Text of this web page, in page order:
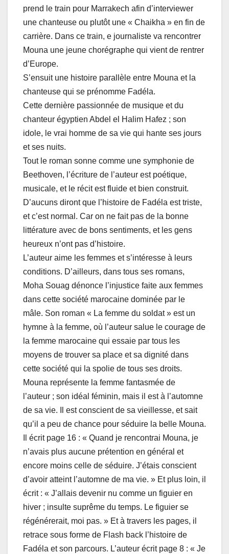
prend le train pour Marrakech afin d’interviewer
une chanteuse ou plutôt une « Chaikha » en fin de
carrière. Dans ce train, e journaliste va rencontrer
Mouna une jeune chorégraphe qui vient de rentrer
d’Europe.
S’ensuit une histoire parallèle entre Mouna et la
chanteuse qui se prénomme Fadéla.
Cette dernière passionnée de musique et du
chanteur égyptien Abdel el Halim Hafez ; son
idole, le vrai homme de sa vie qui hante ses jours
et ses nuits.
Tout le roman sonne comme une symphonie de
Beethoven, l’écriture de l’auteur est poétique,
musicale, et le récit est fluide et bien construit.
D’aucuns diront que l’histoire de Fadéla est triste,
et c’est normal. Car on ne fait pas de la bonne
littérature avec de bons sentiments, et les gens
heureux n’ont pas d’histoire.
L’auteur aime les femmes et s’intéresse à leurs
conditions. D’ailleurs, dans tous ses romans,
Moha Souag dénonce l’injustice faite aux femmes
dans cette société marocaine dominée par le
mâle. Son roman « La femme du soldat » est un
hymne à la femme, où l’auteur salue le courage de
la femme marocaine qui essaie par tous les
moyens de trouver sa place et sa dignité dans
cette société qui la spolie de tous ses droits.
Mouna représente la femme fantasmée de
l’auteur ; son idéal féminin, mais il est à l’automne
de sa vie. Il est conscient de sa vieillesse, et sait
qu’il a peu de chance pour séduire la belle Mouna.
Il écrit page 16 : « Quand je rencontrai Mouna, je
n’avais plus aucune prétention en général et
encore moins celle de séduire. J’étais conscient
d’avoir atteint l’automne de ma vie. » Et plus loin, il
écrit : « J’allais devenir nu comme un figuier en
hiver ; insulte suprême du temps. Le figuier se
régénérerait, moi pas. » Et à travers les pages, il
retrace sous forme de Flash back l’histoire de
Fadéla et son parcours. L’auteur écrit page 8 : « Je